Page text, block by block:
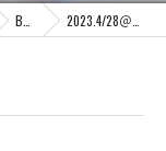
Blog 2023.4/28＠甲賀校